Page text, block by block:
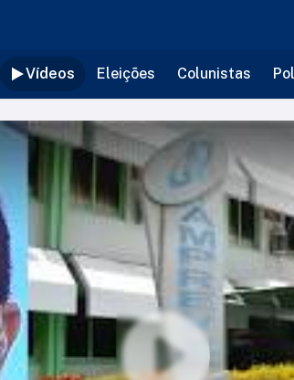
Vídeos Eleições Colunistas